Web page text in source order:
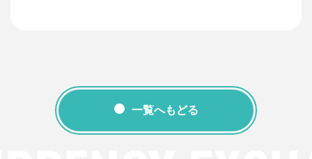
一覧へもどる